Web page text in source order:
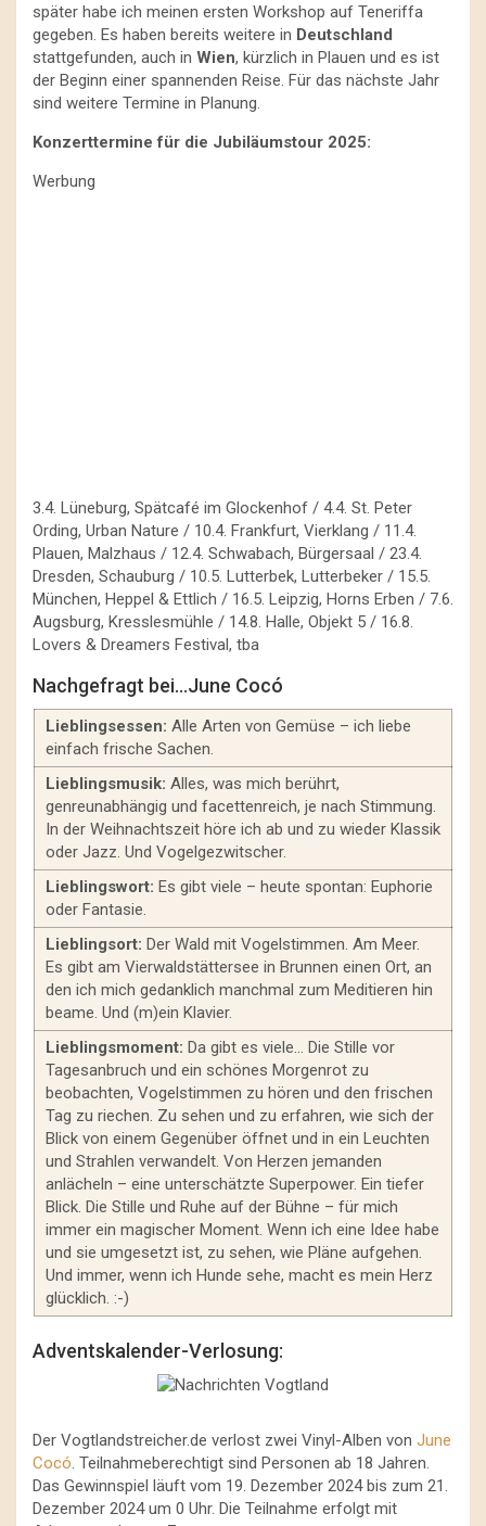
später habe ich meinen ersten Workshop auf Teneriffa
gegeben. Es haben bereits weitere in Deutschland
stattgefunden, auch in Wien, kürzlich in Plauen und es ist
der Beginn einer spannenden Reise. Für das nächste Jahr
sind weitere Termine in Planung.
Konzerttermine für die Jubiläumstour 2025:
Werbung
3.4. Lüneburg, Spätcafé im Glockenhof / 4.4. St. Peter
Ording, Urban Nature / 10.4. Frankfurt, Vierklang / 11.4.
Plauen, Malzhaus / 12.4. Schwabach, Bürgersaal / 23.4.
Dresden, Schauburg / 10.5. Lutterbek, Lutterbeker / 15.5.
München, Heppel & Ettlich / 16.5. Leipzig, Horns Erben / 7.6.
Augsburg, Kresslesmühle / 14.8. Halle, Objekt 5 / 16.8.
Lovers & Dreamers Festival, tba
Nachgefragt bei…June Cocó
Lieblingsessen: Alle Arten von Gemüse – ich liebe
einfach frische Sachen.
Lieblingsmusik: Alles, was mich berührt,
genreunabhängig und facettenreich, je nach Stimmung.
In der Weihnachtszeit höre ich ab und zu wieder Klassik
oder Jazz. Und Vogelgezwitscher.
Lieblingswort: Es gibt viele – heute spontan: Euphorie
oder Fantasie.
Lieblingsort: Der Wald mit Vogelstimmen. Am Meer.
Es gibt am Vierwaldstättersee in Brunnen einen Ort, an
den ich mich gedanklich manchmal zum Meditieren hin
beame. Und (m)ein Klavier.
Lieblingsmoment: Da gibt es viele… Die Stille vor
Tagesanbruch und ein schönes Morgenrot zu
beobachten, Vogelstimmen zu hören und den frischen
Tag zu riechen. Zu sehen und zu erfahren, wie sich der
Blick von einem Gegenüber öffnet und in ein Leuchten
und Strahlen verwandelt. Von Herzen jemanden
anlächeln – eine unterschätzte Superpower. Ein tiefer
Blick. Die Stille und Ruhe auf der Bühne – für mich
immer ein magischer Moment. Wenn ich eine Idee habe
und sie umgesetzt ist, zu sehen, wie Pläne aufgehen.
Und immer, wenn ich Hunde sehe, macht es mein Herz
glücklich. :-)
Adventskalender-Verlosung:
Der Vogtlandstreicher.de verlost zwei Vinyl-Alben von June
Cocó. Teilnahmeberechtigt sind Personen ab 18 Jahren.
Das Gewinnspiel läuft vom 19. Dezember 2024 bis zum 21.
Dezember 2024 um 0 Uhr. Die Teilnahme erfolgt mit